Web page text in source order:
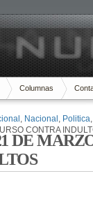
Columnas
, Nacional , Politica
CONTRA
DE